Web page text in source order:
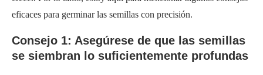
eficaces para germinar las semillas con precisión.
Consejo 1: Asegúrese de que las semillas
se siembran lo suficientemente profundas